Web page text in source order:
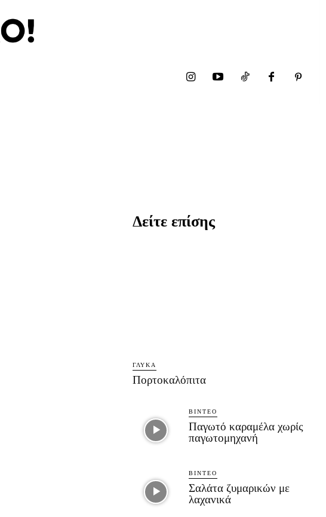
Δείτε επίσης
ΓΛΥΚΆ
Πορτοκαλόπιτα
ΒΊΝΤΕΟ
Παγωτό καραμέλα χωρίς
παγωτομηχανή
ΒΊΝΤΕΟ
Σαλάτα ζυμαρικών με
λαχανικά